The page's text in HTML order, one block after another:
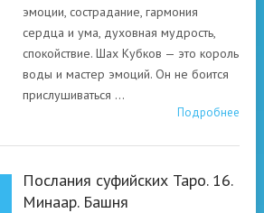
эмоции, сострадание, гармония
сердца и ума, духовная мудрость,
спокойствие. Шах Кубков — это король
воды и мастер эмоций. Он не боится
прислушиваться …
Подробнее
Послания суфийских Таро. 16.
Минаар. Башня